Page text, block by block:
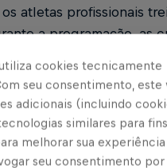
atletas profissionais
a programação, as
com atividades
ao modelo de
aprendizado,
esportivo e uma
futebol de alto nível.
cookies tecnicamente
seu consentimento,
adicionais (incluindo
similares para
melhorar sua
seu consentimento por